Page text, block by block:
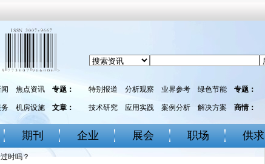
焦点资讯 专题： 特别报道 分析观察 业界参考 绿色节能 专题：
机房设施 文章： 技术研究 应用实践 案例分析 解决方案 商情：
期刊 企业 展会 职场 供求
时吗？